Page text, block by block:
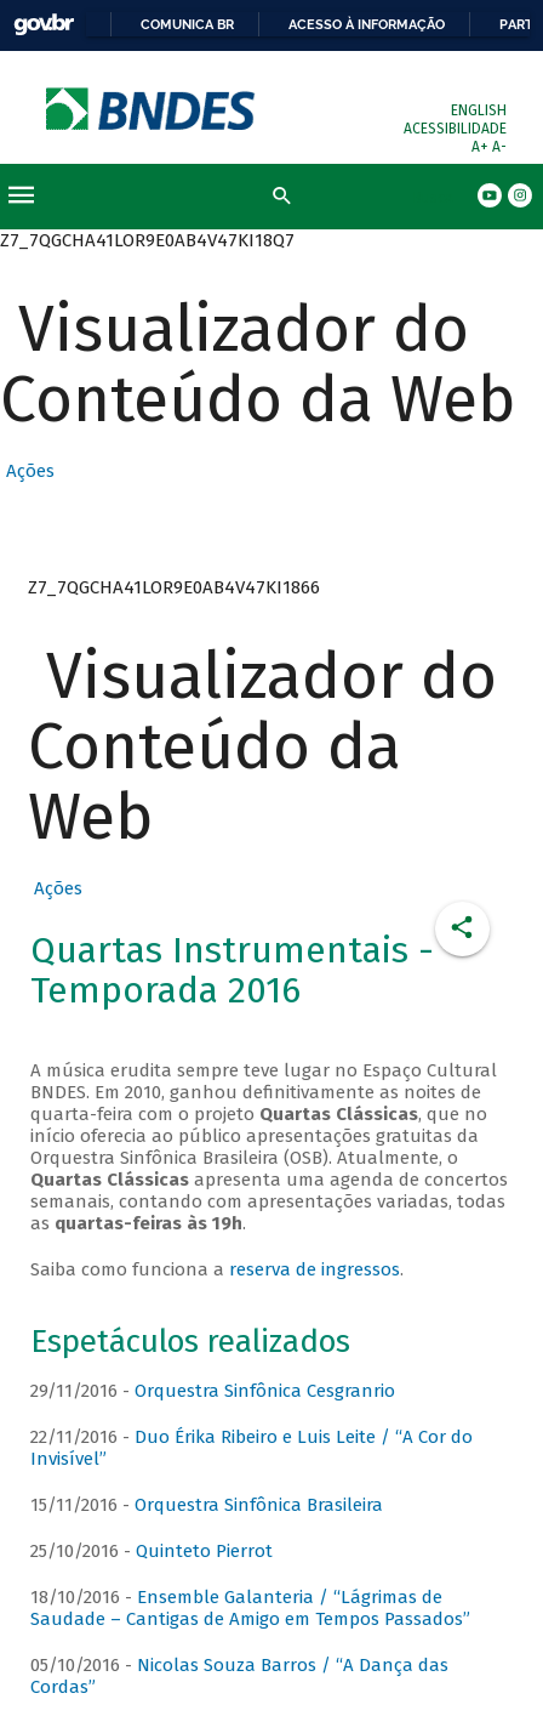
COMUNICA BR ACESSO À INFORMAÇÃO
ENGLISH
ACESSIBILIDADE
A+ A-
Z7_7QGCHA41LOR9E0AB4V47KI18Q7
Visualizador do
Conteúdo da Web
Ações
Z7_7QGCHA41LOR9E0AB4V47KI1866
Visualizador do
Conteúdo da
Web
Ações
Quartas Instrumentais -
Temporada 2016
A música erudita sempre teve lugar no Espaço Cultural
BNDES. Em 2010, ganhou definitivamente as noites de
quarta-feira com o projeto Quartas Clássicas, que no
início oferecia ao público apresentações gratuitas da
Orquestra Sinfônica Brasileira (OSB). Atualmente, o
Quartas Clássicasapresenta uma agenda de concertos
semanais, contando com apresentações variadas, todas
as quartas-feiras às 19h.
Saiba como funciona a reserva de ingressos.
Espetáculos realizados
29/11/2016 - Orquestra Sinfônica Cesgranrio
22/11/2016 - Duo Érika Ribeiro e Luis Leite / “A Cor do
Invisível”
15/11/2016 - Orquestra Sinfônica Brasileira
25/10/2016 - Quinteto Pierrot
18/10/2016 - Ensemble Galanteria / “Lágrimas de
Saudade – Cantigas de Amigo em Tempos Passados”
05/10/2016 - Nicolas Souza Barros / “A Dança das
Cordas”